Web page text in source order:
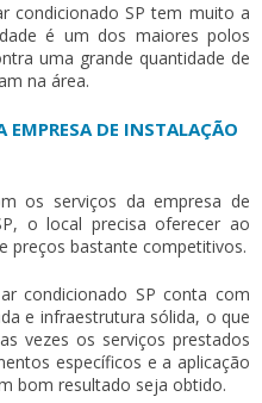
condicionado SP tem muito a
é um dos maiores polos
uma grande quantidade de
na área.
EMPRESA DE INSTALAÇÃO
os serviços daempresa de
, o local precisa oferecer ao
preços bastante competitivos.
condicionado SP conta com
e infraestrutura sólida, o que
vezes os serviços prestados
específicos e a aplicação
bom resultado seja obtido.